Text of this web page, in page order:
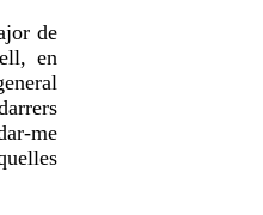
de
en
me